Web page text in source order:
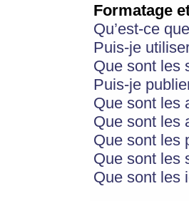
Formatage
Qu’est-ce
Puis-je
Que sont les
Puis-je
Que sont les
Que sont les
Que sont les
Que sont les
Que sont les